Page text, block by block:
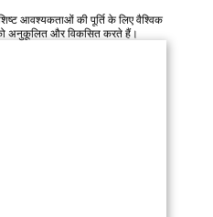
आवश्यकताओं की पूर्ति के लिए वैश्विक
अनुकूलित और विकसित करते हैं।